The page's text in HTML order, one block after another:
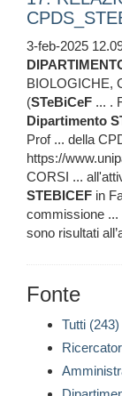
3-feb-2025
BIOLOGICHE,
(STeBiCeF ... .
Dipartimento
Prof ... della
https://
CORSI ...
STEBICEF in
commissione ...
sono risultati
Fonte
Tutti (243)